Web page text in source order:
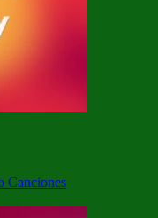
Canciones